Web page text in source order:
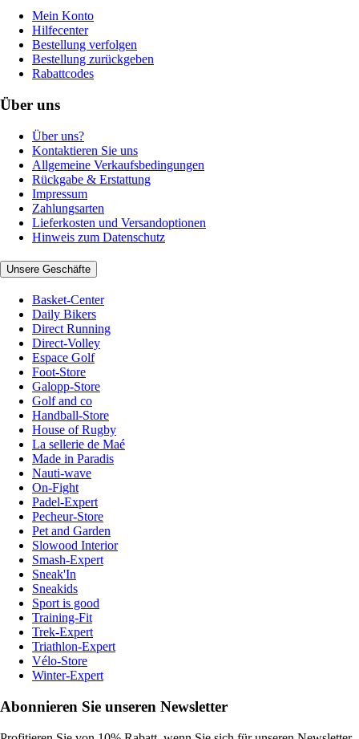
Mein Konto
Hilfecenter
Bestellung verfolgen
Bestellung zurückgeben
Rabattcodes
Über uns
Über uns?
Kontaktieren Sie uns
Allgemeine Verkaufsbedingungen
Rückgabe & Erstattung
Impressum
Zahlungsarten
Lieferkosten und Versandoptionen
Hinweis zum Datenschutz
Unsere Geschäfte
Basket-Center
Daily Bikers
Direct Running
Direct-Volley
Espace Golf
Foot-Store
Galopp-Store
Golf and co
Handball-Store
House of Rugby
La sellerie de Maé
Made in Paradis
Nauti-wave
On-Fight
Padel-Expert
Pecheur-Store
Pet and Garden
Slowood Interior
Smash-Expert
Sneak'In
Sneakids
Sport is good
Training-Fit
Trek-Expert
Triathlon-Expert
Vélo-Store
Winter-Expert
Abonnieren Sie unseren Newsletter